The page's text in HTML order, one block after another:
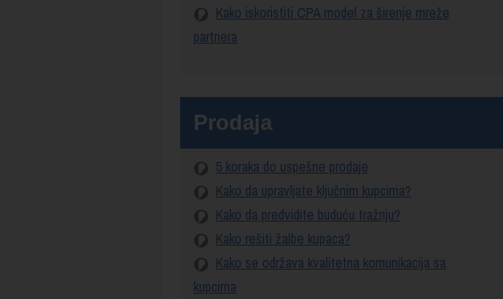
Kako iskoristiti CPA model za širenje mreže
partnera
Prodaja
5 koraka do uspešne prodaje
Kako da upravljate ključnim kupcima?
Kako da predvidite buduću tražnju?
Kako rešiti žalbe kupaca?
Kako se održava kvalitetna komunikacija sa
kupcima